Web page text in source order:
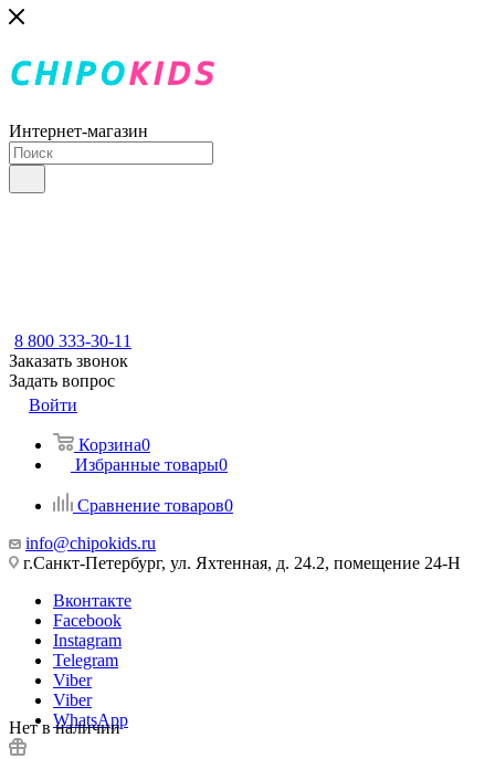
Интернет-магазин
8 800 333-30-11
Заказать звонок
Задать вопрос
Войти
Корзина0
Избранные товары0
Сравнение товаров0
info@chipokids.ru
г.Санкт-Петербург, ул. Яхтенная, д. 24.2, помещение 24-Н
Вконтакте
Facebook
Instagram
Telegram
Viber
Viber
WhatsApp
Нет в наличии